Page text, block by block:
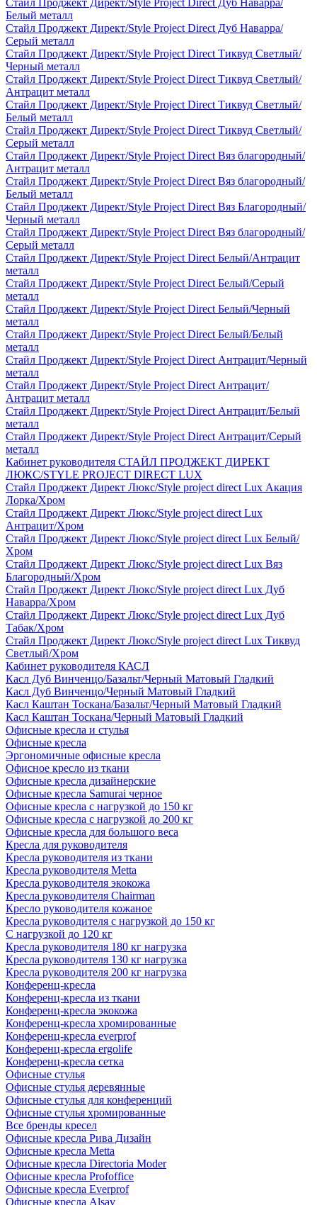
Стайл Проджект Директ/Style Project Direct Дуб Наварра/
Белый металл
Стайл Проджект Директ/Style Project Direct Дуб Наварра/
Серый металл
Стайл Проджект Директ/Style Project Direct Тиквуд Светлый/
Черный металл
Стайл Проджект Директ/Style Project Direct Тиквуд Светлый/
Антрацит металл
Стайл Проджект Директ/Style Project Direct Тиквуд Светлый/
Белый металл
Стайл Проджект Директ/Style Project Direct Тиквуд Светлый/
Серый металл
Стайл Проджект Директ/Style Project Direct Вяз благородный/
Антрацит металл
Стайл Проджект Директ/Style Project Direct Вяз благородный/
Белый металл
Стайл Проджект Директ/Style Project Direct Вяз Благородный/
Черный металл
Стайл Проджект Директ/Style Project Direct Вяз благородный/
Серый металл
Стайл Проджект Директ/Style Project Direct Белый/Антрацит
металл
Стайл Проджект Директ/Style Project Direct Белый/Серый
металл
Стайл Проджект Директ/Style Project Direct Белый/Черный
металл
Стайл Проджект Директ/Style Project Direct Белый/Белый
металл
Стайл Проджект Директ/Style Project Direct Антрацит/Черный
металл
Стайл Проджект Директ/Style Project Direct Антрацит/
Антрацит металл
Стайл Проджект Директ/Style Project Direct Антрацит/Белый
металл
Стайл Проджект Директ/Style Project Direct Антрацит/Серый
металл
Кабинет руководителя СТАЙЛ ПРОДЖЕКТ ДИРЕКТ
ЛЮКС/STYLE PROJECT DIRECT LUX
Стайл Проджект Директ Люкс/Style project direct Lux Акация
Лорка/Хром
Стайл Проджект Директ Люкс/Style project direct Lux
Антрацит/Хром
Стайл Проджект Директ Люкс/Style project direct Lux Белый/
Хром
Стайл Проджект Директ Люкс/Style project direct Lux Вяз
Благородный/Хром
Стайл Проджект Директ Люкс/Style project direct Lux Дуб
Наварра/Хром
Стайл Проджект Директ Люкс/Style project direct Lux Дуб
Табак/Хром
Стайл Проджект Директ Люкс/Style project direct Lux Тиквуд
Светлый/Хром
Кабинет руководителя КАСЛ
Касл Дуб Винченцо/Базальт/Черный Матовый Гладкий
Касл Дуб Винченцо/Черный Матовый Гладкий
Касл Каштан Тоскана/Базальт/Черный Матовый Гладкий
Касл Каштан Тоскана/Черный Матовый Гладкий
Офисные кресла и стулья
Офисные кресла
Эргономичные офисные кресла
Офисное кресло из ткани
Офисные кресла дизайнерские
Офисные кресла Samurai черное
Офисные кресла с нагрузкой до 150 кг
Офисные кресла с нагрузкой до 200 кг
Офисные кресла для большого веса
Кресла для руководителя
Кресла руководителя из ткани
Кресла руководителя Metta
Кресла руководителя экокожа
Кресла руководителя Chairman
Кресло руководителя кожаное
Кресла руководителя с нагрузкой до 150 кг
С нагрузкой до 120 кг
Кресла руководителя 180 кг нагрузка
Кресла руководителя 130 кг нагрузка
Кресла руководителя 200 кг нагрузка
Конференц-кресла
Конференц-кресла из ткани
Конференц-кресла экокожа
Конференц-кресла хромированные
Конференц-кресла everprof
Конференц-кресла ergolife
Конференц-кресла сетка
Офисные стулья
Офисные стулья деревянные
Офисные стулья для конференций
Офисные стулья хромированные
Все бренды кресел
Офисные кресла Рива Дизайн
Офисные кресла Metta
Офисные кресла Directoria Moder
Офисные кресла Profoffice
Офисные кресла Everprof
Офисные кресла Alsav